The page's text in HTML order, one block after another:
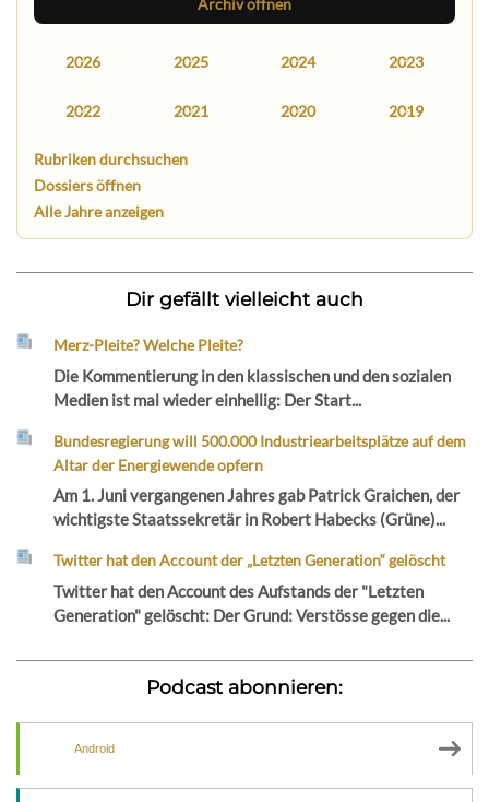
Archiv öffnen
2026 2025 2024 2023
2022 2021 2020 2019
Rubriken durchsuchen
Dossiers öffnen
Alle Jahre anzeigen
Dir gefällt vielleicht auch
Merz-Pleite? Welche Pleite?
Die Kommentierung in den klassischen und den sozialen
Medien ist mal wieder einhellig: Der Start...
Bundesregierung will 500.000 Industriearbeitsplätze auf dem
Altar der Energiewende opfern
Am 1. Juni vergangenen Jahres gab Patrick Graichen, der
wichtigste Staatssekretär in Robert Habecks (Grüne)...
Twitter hat den Account der „Letzten Generation“ gelöscht
Twitter hat den Account des Aufstands der "Letzten
Generation" gelöscht: Der Grund: Verstösse gegen die...
Podcast abonnieren:
Android